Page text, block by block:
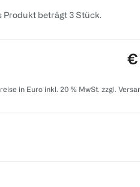
beträgt 3 Stück.
€
in Euro inkl. 20 % MwSt. zzgl.